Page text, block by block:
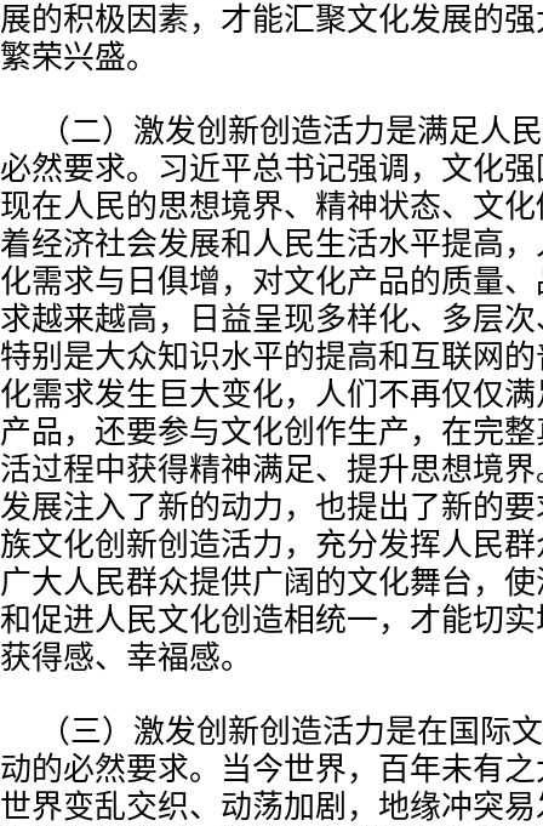
展的积极因素，才能汇聚文化发展的
繁荣兴盛。
（二）激发创新创造活力是满足人
必然要求。习近平总书记强调，文化强
现在人民的思想境界、精神状态、文
着经济社会发展和人民生活水平提高
化需求与日俱增，对文化产品的质量
求越来越高，日益呈现多样化、多层
特别是大众知识水平的提高和互联网
化需求发生巨大变化，人们不再仅仅
产品，还要参与文化创作生产，在完
活过程中获得精神满足、提升思想境
发展注入了新的动力，也提出了新的
族文化创新创造活力，充分发挥人民
广大人民群众提供广阔的文化舞台，
和促进人民文化创造相统一，才能切
获得感、幸福感。
（三）激发创新创造活力是在国际
动的必然要求。当今世界，百年未有
世界变乱交织、动荡加剧，地缘冲突